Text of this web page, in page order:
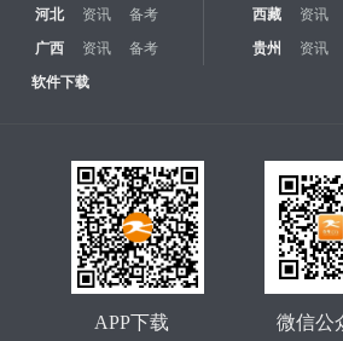
河北 资讯 备考 西藏 资讯
广西 资讯 备考 贵州 资讯
软件下载
微信公
APP下载